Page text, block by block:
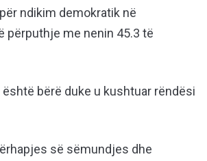
ndikim demokratik në
përputhje me nenin 45.3 të
është bërë duke u kushtuar rëndësi
së sëmundjes dhe